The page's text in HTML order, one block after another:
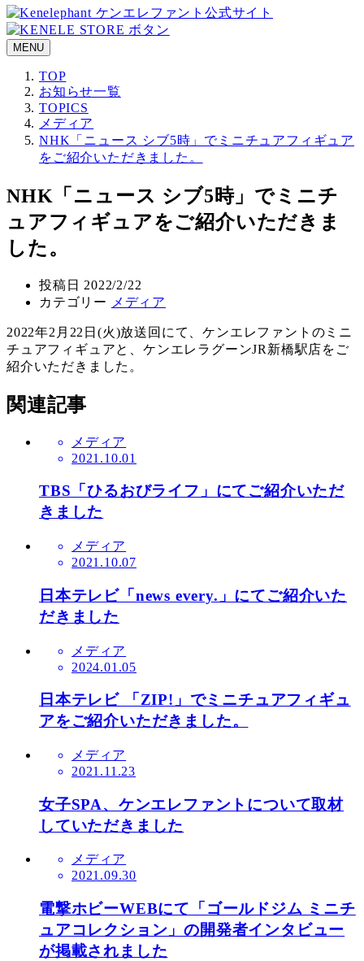
MENU
TOP
お知らせ一覧
TOPICS
メディア
NHK「ニュース シブ5時」でミニチュアフィギュア
をご紹介いただきました。
NHK「ニュース シブ5時」でミニチ
ュアフィギュアをご紹介いただきま
した。
投稿日 2022/2/22
カテゴリー
メディア
2022年2月22日(火)放送回にて、ケンエレファントのミニ
チュアフィギュアと、ケンエレラグーンJR新橋駅店をご
紹介いただきました。
関連記事
メディア
2021.10.01
TBS「ひるおびライフ」にてご紹介いただ
きました
メディア
2021.10.07
日本テレビ「news every.」にてご紹介いた
だきました
メディア
2024.01.05
日本テレビ 「ZIP!」でミニチュアフィギュ
アをご紹介いただきました。
メディア
2021.11.23
女子SPA、ケンエレファントについて取材
していただきました
メディア
2021.09.30
電撃ホビーWEBにて「ゴールドジム ミニチ
ュアコレクション」の開発者インタビュー
が掲載されました